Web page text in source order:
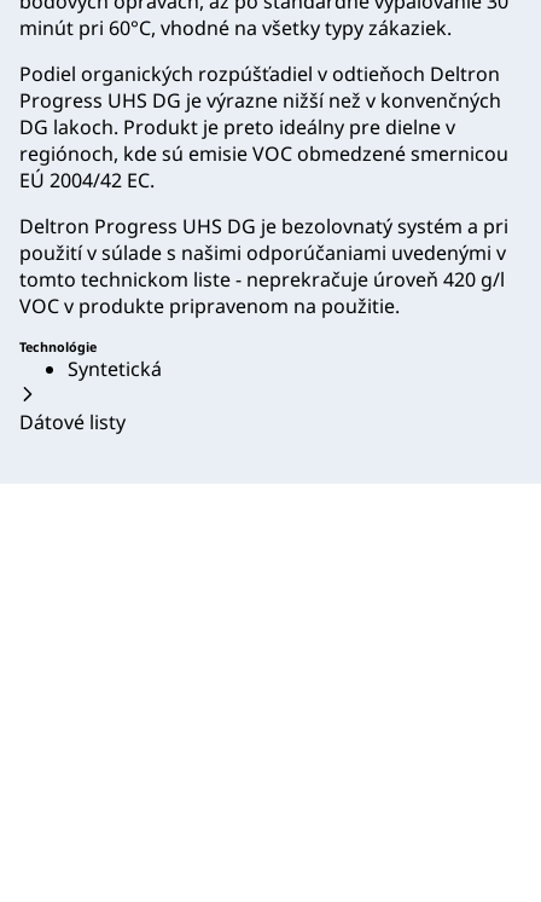
minút pri 60°C, vhodné na všetky typy zákaziek.
Podiel organických rozpúšťadiel v odtieňoch Deltron
Progress UHS DG je výrazne nižší než v konvenčných
DG lakoch. Produkt je preto ideálny pre dielne v
regiónoch, kde sú emisie VOC obmedzené smernicou
EÚ 2004/42 EC.
Deltron Progress UHS DG je bezolovnatý systém a pri
použití v súlade s našimi odporúčaniami uvedenými v
tomto technickom liste - neprekračuje úroveň 420 g/l
VOC v produkte pripravenom na použitie.
Technológie
Syntetická
Dátové listy